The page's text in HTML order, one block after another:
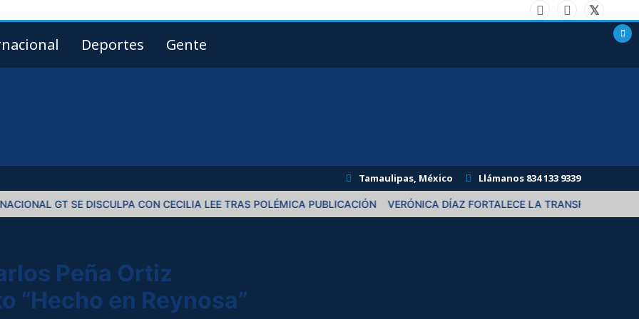
Deportes Gente
Tamaulipas, México Llámanos 834 133 9339
CON CECILIA LEE TRAS POLÉMICA PUBLICACIÓN VERÓNICA DÍAZ FORTALECE LA TRANSFORMACIÓN CON RECORRIDOS
Peña Ortiz
“Hecho en Reynosa”